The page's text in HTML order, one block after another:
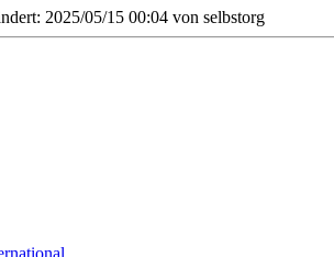
2025/05/15 00:04 von selbstorg